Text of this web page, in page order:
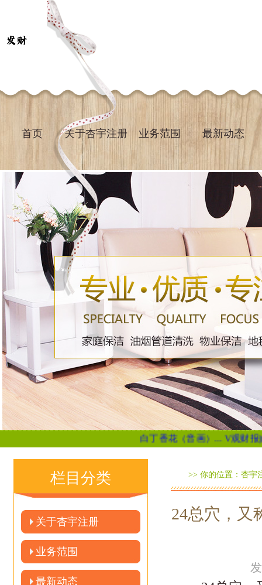
首页 关于杏宇注册 业务范围 最新动态
白丁香花（音画）... V观财报|白云机场
栏目分类
关于杏宇注册
业务范围
最新动态
>> 你的位置： 杏宇
24总穴，又